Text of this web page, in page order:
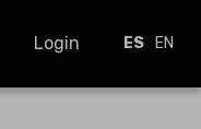
Login ES EN